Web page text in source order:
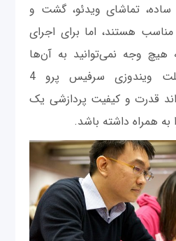
ساده، تماشای ویدئو، گشت و
مناسب هستند، اما برای اجرای
هیچ وجه نمی‌توانید به آن‌ها
اعتماد کنید. حتی تبلت ویندوزی سرفیس پرو 4
قدرت و کیفیت پردازشی یک
همراه داشته باشد.